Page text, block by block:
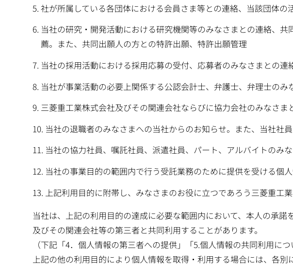
社が所属している各団体における会員さま等との連絡、当該団体
当社の研究・開発活動における研究機関等のみなさまとの連絡、
薦。また、共同出願人の方との特許出願、特許出願管理
当社の採用活動における採用応募の受付、応募者のみなさまとの連
当社が事業活動の必要上関係する公認会計士、弁護士、弁理士のみ
三菱重工業株式会社及びその関連会社ならびに協力会社のみなさ
当社の退職者のみなさまへの当社からのお知らせ。また、当社社
当社の協力社員、嘱託社員、派遣社員、パート、アルバイトのみ
当社の事業目的の範囲内で行う受託業務のために提供を受ける個
上記利用目的に附帯し、みなさまのお役に立つであろう三菱重工
当社は、上記の利用目的の達成に必要な範囲内において、本人の承
及びその関連会社等の第三者と共同利用することがあります。
（下記「4．個人情報の第三者への提供」「5.個人情報の共同利用につ
上記の他の利用目的により個人情報を取得・利用する場合には、各別